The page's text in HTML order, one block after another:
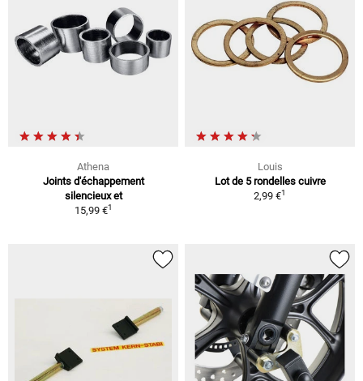
Athena
Joints d'échappement
silencieux et
15,99 €1
Louis
Lot de 5 rondelles cuivre
2,99 €1